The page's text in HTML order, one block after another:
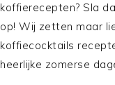
koffierecepten? Sla
op! Wij zetten maar
koffiecocktails
heerlijke zomerse